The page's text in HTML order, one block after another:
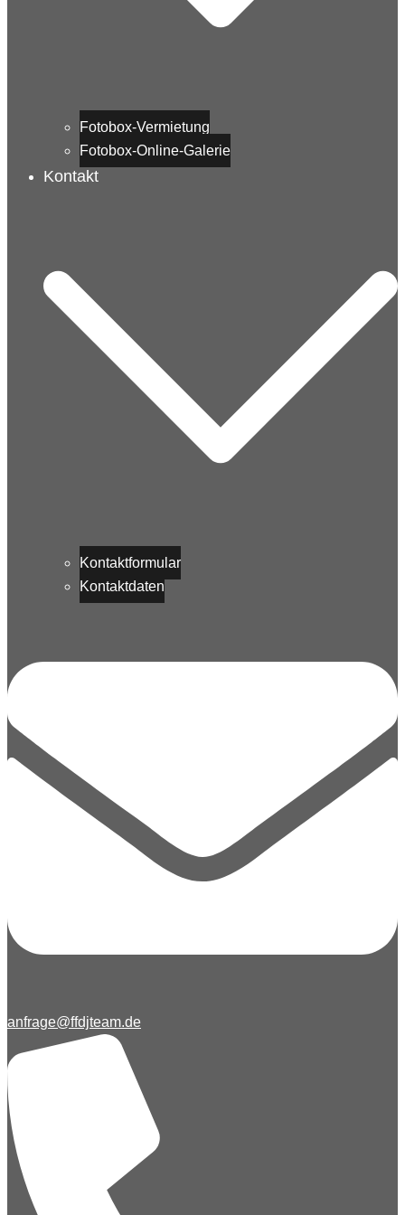
Fotobox-Vermietung
Fotobox-Online-Galerie
Kontakt
Kontaktformular
Kontaktdaten
anfrage@ffdjteam.de